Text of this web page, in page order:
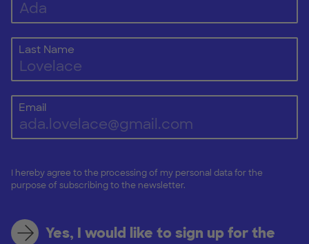
Last Name
Email
I hereby agree to the processing of my personal data for the
purpose of subscribing to the newsletter.
Yes, I would like to sign up for the